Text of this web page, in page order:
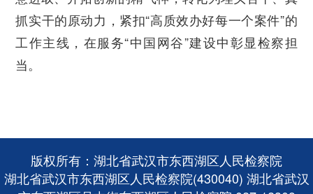
抓实干的原动力，紧扣“高质效办好每一个案件”的
工作主线，在服务“中国网谷”建设中彰显检察担
当。
版权所有：湖北省武汉市东西湖区人民检察院
湖北省武汉市东西湖区人民检察院(430040) 湖北省武汉